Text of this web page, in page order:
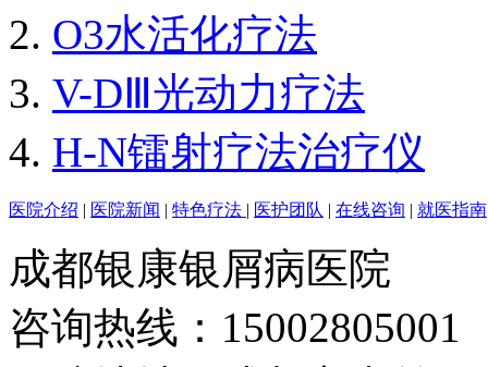
O3水活化疗法
V-DⅢ光动力疗法
H-N镭射疗法治疗仪
医院介绍 | 医院新闻 | 特色疗法 | 医护团队 | 在线咨询 | 就医指南
成都银康银屑病医院
咨询热线：15002805001